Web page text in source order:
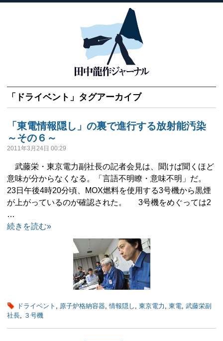
「 ドライベント 」タグアーカイブ
「東電情報隠し」の裏で進行する放射能汚染
～その６～
2011年3月24日 00:29
武藤栄・東京電力副社長の記者会見は、聞けば聞くほど
意味が分からなくなる。「言語不明瞭・意味不明」だ。
23日午後4時20分頃、MOX燃料を使用する3号機から黒煙
が上がっているのが確認された。 3号機をめぐっては2
…
続きを読む»
ドライベント , 原子炉格納容器,情報隠し , 東京電力 , 東電, 武藤栄副
社長, ３号機